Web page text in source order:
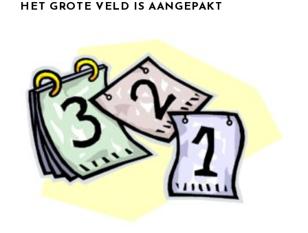
HET GROTE VELD IS AANGEPAKT